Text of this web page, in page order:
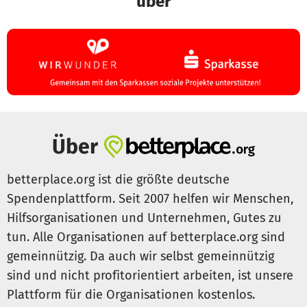
Seitdem erhalten sie:
Psychologische Betreuung
Physiotherapie, um trotz schwerer Verletzungen wieder
mobil zu werden.
Sitzungen bin ich wieder mobil. Heute kann ich meine
Nachbarn besuchen – etwas, das früher unmöglich war,“
erklärt Djadah.
Auch Haleema schätzt die Hilfe: „Die Hausbesuche haben
sehr geholfen. Ohne diese Hilfe könnte ich mich nicht
bewegen.“
Doch solange der Krieg wütet, leiden weiter Menschen
und sind gezwungen zu fliehen. Die HI-Teams sind vor Ort,
Über
betterplace.org ist die größte deutsche
Spendenplattform. Seit 2007 helfen wir Menschen,
Hilfsorganisationen und Unternehmen, Gutes zu
tun. Alle Organisationen auf betterplace.org sind
gemeinnützig. Da auch wir selbst gemeinnützig
sind und nicht profitorientiert arbeiten, ist unsere
Plattform für die Organisationen kostenlos.